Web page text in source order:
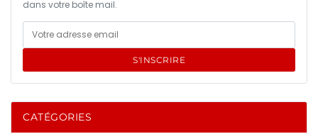
dans votre boîte mail.
S'INSCRIRE
CATÉGORIES